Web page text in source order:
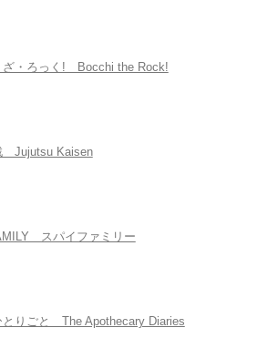
ざ・ろっく! Bocchi the Rock!
Jujutsu Kaisen
スパイファミリー
とりごと The Apothecary Diaries